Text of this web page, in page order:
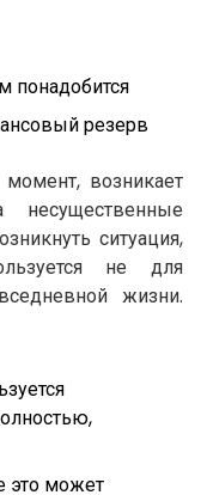
понадобится
резерв
возникает
ситуация,
не для
жизни.
это может